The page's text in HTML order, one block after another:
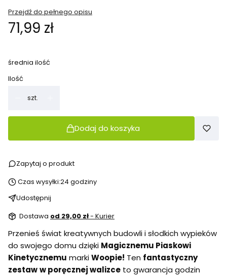
Przejdź do pełnego opisu
Cena
71,99 zł
średnia ilość
Ilość
szt.
Dodaj do koszyka
Zapytaj o produkt
Czas wysyłki:24 godziny
Udostępnij
Dostawa od 29,00 zł- Kurier
Przenieś świat kreatywnych budowli i słodkich wypieków
do swojego domu dzięki Magicznemu Piaskowi
Kinetycznemu markiWoopie! Ten fantastyczny
zestaww poręcznej walizce to gwarancja godzin